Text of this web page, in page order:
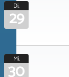
Di.
29
Mi.
30